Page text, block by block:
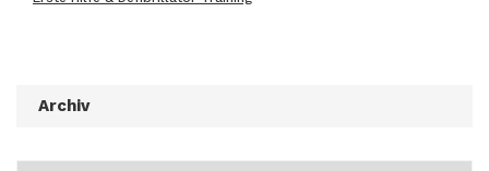
Archiv